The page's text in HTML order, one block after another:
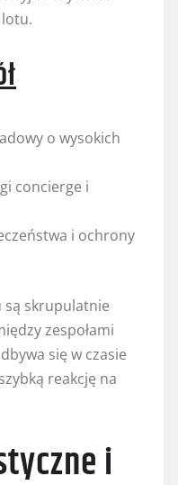
o wysokich
concierge i
i ochrony
są skrupulatnie
zespołami
się w czasie
reakcję na
i